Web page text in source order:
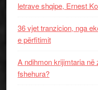
letrave shqipe, Ernest
36 vjet tranzicion, nga
e përfitimit
A ndihmon krijimtaria në
fshehura?